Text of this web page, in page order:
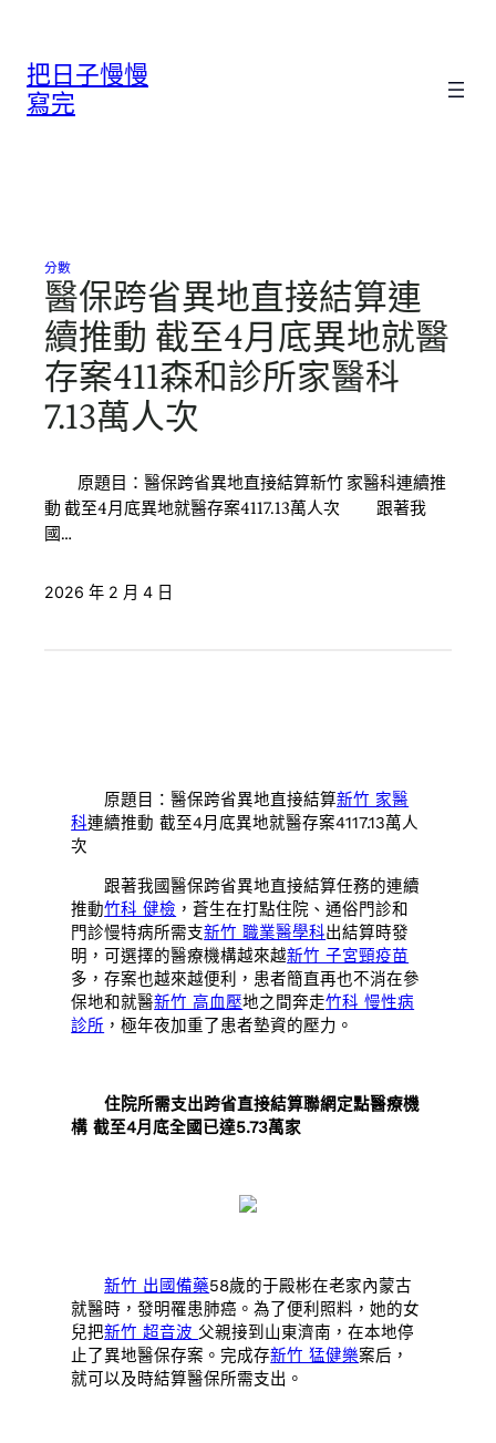
把日子慢慢
寫完
分數
醫保跨省異地直接結算連
續推動 截至4月底異地就醫
存案411森和診所家醫科
7.13萬人次
原題目：醫保跨省異地直接結算新竹 家醫科連續推
動 截至4月底異地就醫存案4117.13萬人次 跟著我
國…
2026 年 2 月 4 日
原題目：醫保跨省異地直接結算新竹 家醫
科連續推動 截至4月底異地就醫存案4117.13萬人
次
跟著我國醫保跨省異地直接結算任務的連續
推動竹科 健檢 ，蒼生在打點住院、通俗門診和
門診慢特病所需支新竹 職業醫學科出結算時發
明，可選擇的醫療機構越來越新竹 子宮頸疫苗
多，存案也越來越便利，患者簡直再也不消在參
保地和就醫新竹 高血壓地之間奔走竹科 慢性病
診所 ，極年夜加重了患者墊資的壓力。
住院所需支出跨省直接結算聯網定點醫療機
構 截至4月底全國已達5.73萬家
新竹 出國備藥58歲的于殿彬在老家內蒙古
就醫時，發明罹患肺癌。為了便利照料，她的女
兒把新竹 超音波 父親接到山東濟南，在本地停
止了異地醫保存案。完成存新竹 猛健樂案后，
就可以及時結算醫保所需支出。